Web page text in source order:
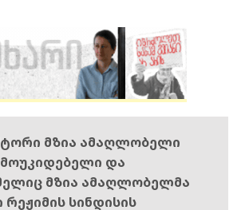
მზია ამაღლობელი
და
მზია ამაღლობელმა
სინდისის